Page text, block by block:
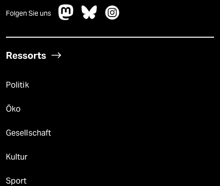
Folgen Sie uns
Ressorts
Politik
Öko
Gesellschaft
Kultur
Sport